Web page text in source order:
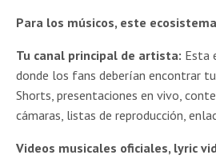
Para los músicos, este
Tu canal principal de artista: Esta
donde los fans deberían encontrar
Shorts, presentaciones en vivo,
cámaras, listas de reproducción,
Videos musicales oficiales, lyric